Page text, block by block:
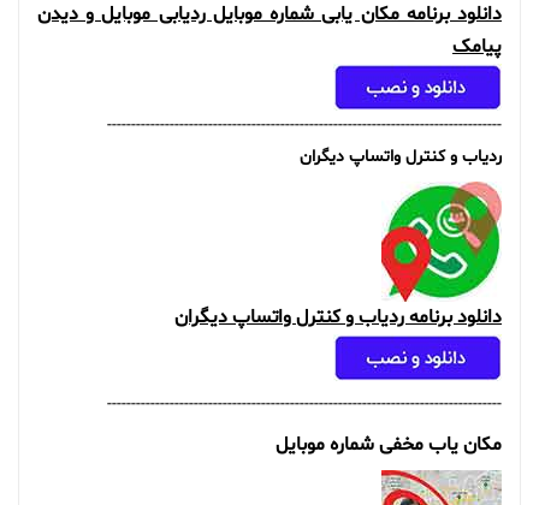
دانلود برنامه مکان یابی شماره موبایل ردیابی موبایل و دیدن
پیامک
----------------------------------------------------------------------------------
ردیاب و کنترل واتساپ دیگران
دانلود برنامه ردیاب و کنترل واتساپ دیگران
----------------------------------------------------------------------------------
مکان یاب مخفی شماره موبایل